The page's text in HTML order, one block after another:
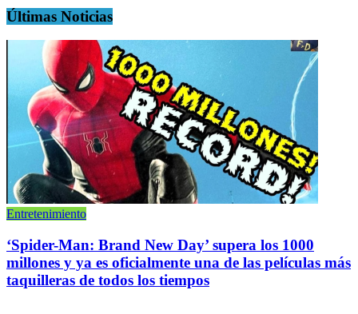
Últimas Noticias
Entretenimiento
‘Spider-Man: Brand New Day’ supera los 1000
millones y ya es oficialmente una de las películas más
taquilleras de todos los tiempos